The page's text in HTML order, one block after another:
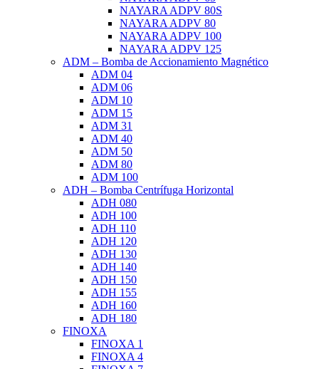
NAYARA ADPV 80S
NAYARA ADPV 80
NAYARA ADPV 100
NAYARA ADPV 125
ADM – Bomba de Accionamiento Magnético
ADM 04
ADM 06
ADM 10
ADM 15
ADM 31
ADM 40
ADM 50
ADM 80
ADM 100
ADH – Bomba Centrífuga Horizontal
ADH 080
ADH 100
ADH 110
ADH 120
ADH 130
ADH 140
ADH 150
ADH 155
ADH 160
ADH 180
FINOXA
FINOXA 1
FINOXA 4